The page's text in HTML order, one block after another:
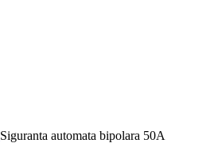
Siguranta automata bipolara 50A